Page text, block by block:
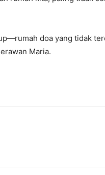
doa yang tidak
Maria.